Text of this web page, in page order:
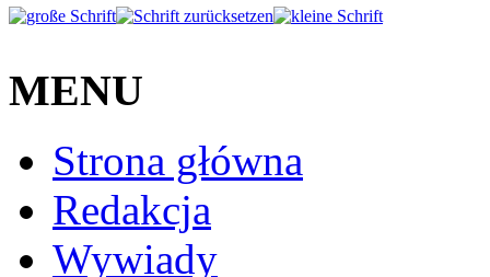
MENU
Strona główna
Redakcja
Wywiady